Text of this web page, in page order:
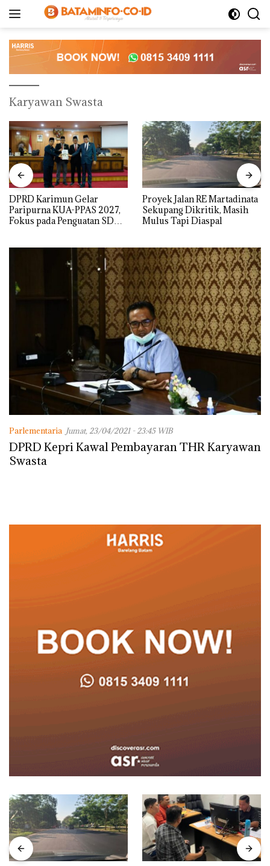
Karyawan Swasta
DPRD Karimun Gelar
Paripurna KUA-PPAS 2027,
Fokus pada Penguatan SDM,
Proyek Jalan RE Martadinata
Sekupang Dikritik, Masih
Mulus Tapi Diaspal
Parlementaria Jumat, 23/04/2021 - 23:45 WIB
DPRD Kepri Kawal Pembayaran THR Karyawan
Swasta